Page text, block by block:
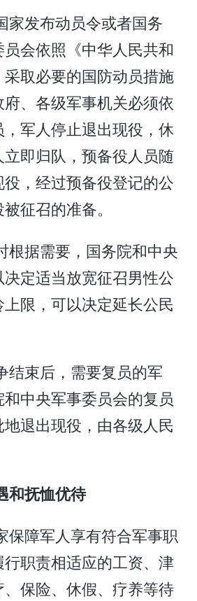
家发布动员令或者国务
会依照《中华人民共和
取必要的国防动员措施
、各级军事机关必须依
军人停止退出现役，休
即归队，预备役人员随
，经过预备役登记的公
征召的准备。
根据需要，国务院和中央
定适当放宽征召男性公
限，可以决定延长公民
结束后，需要复员的军
中央军事委员会的复员
退出现役，由各级人民
和抚恤优待
保障军人享有符合军事职
职责相适应的工资、津
保险、休假、疗养等待